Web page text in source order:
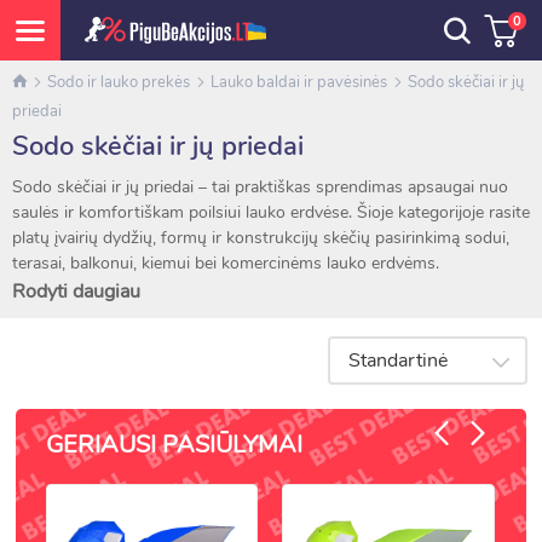
0
Sodo ir lauko prekės Lauko baldai ir pavėsinės
Sodo skėčiai ir jų
priedai
Sodo skėčiai ir jų priedai
Sodo skėčiai ir jų priedai – tai praktiškas sprendimas apsaugai nuo
saulės ir komfortiškam poilsiui lauko erdvėse. Šioje kategorijoje rasite
platų įvairių dydžių, formų ir konstrukcijų skėčių pasirinkimą sodui,
terasai, balkonui, kiemui bei komercinėms lauko erdvėms.
centriniu arba šoniniu stovu, taip pat stovai, svoriai, apsauginiai
uždangalai, tvirtinimo elementai ir kiti priedai. Jie leidžia sukurti
malonų pavėsį bei apsaugoti poilsio zoną nuo tiesioginių saulės
spindulių.
Kokybiški sodo skėčiai gaminami iš atsparių atmosferos poveikiui
medžiagų, todėl pasižymi ilgaamžiškumu ir patikimu naudojimu.
Tvirtos konstrukcijos, stabilūs pagrindai ir patogūs išskleidimo
Rodyti daugiau
Standartinė
GERIAUSI PASIŪLYMAI